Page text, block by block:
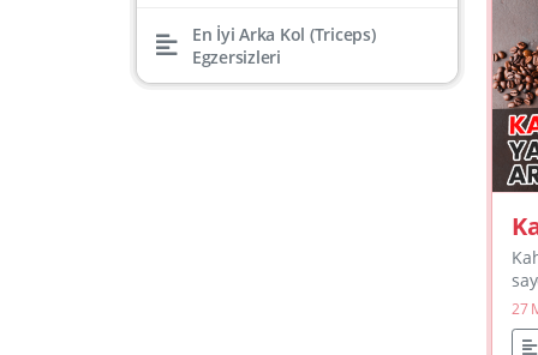
En İyi Arka Kol (Triceps)
Egzersizleri
27